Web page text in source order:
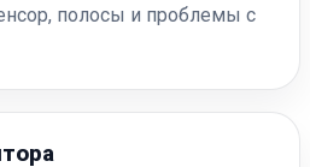
полосы и проблемы с